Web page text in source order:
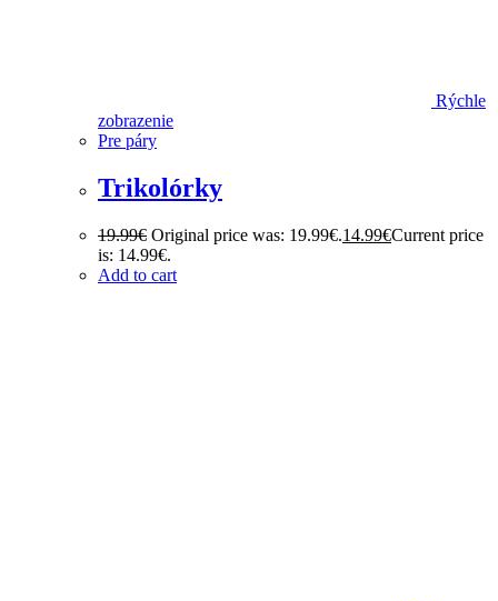
Rýchle
zobrazenie
Pre páry
Trikolórky
19.99€ Original price was: 19.99€.14.99€Current price
is: 14.99€.
Add to cart